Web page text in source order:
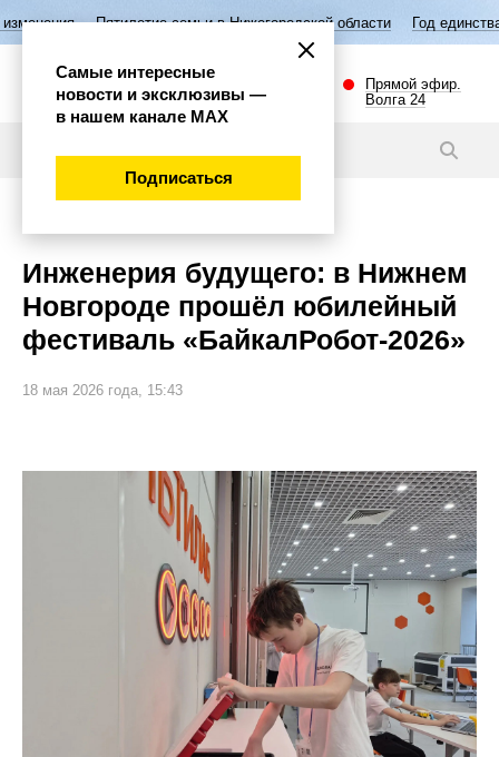
семьи в Нижегородской области Год единства народов
Прямой эфир.
Волга 24
Инженерия будущего: в Нижнем
Новгороде прошёл юбилейный
фестиваль «БайкалРобот-2026»
18 мая 2026 года, 15:43
Самые интересные
новости и эксклюзивы —
в нашем канале МАХ
Подписаться